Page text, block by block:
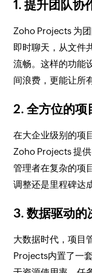
1. 提升团队协
Zoho Projects 为
即时聊天，从文件
流畅。这样的功能
间浪费，更能让所
2. 全方位的项
在大企业级别的项
Zoho Projects 提
管理者在复杂的项
调整还是里程碑达
3. 数据驱动的
大数据时代，项目
Projects内置了一